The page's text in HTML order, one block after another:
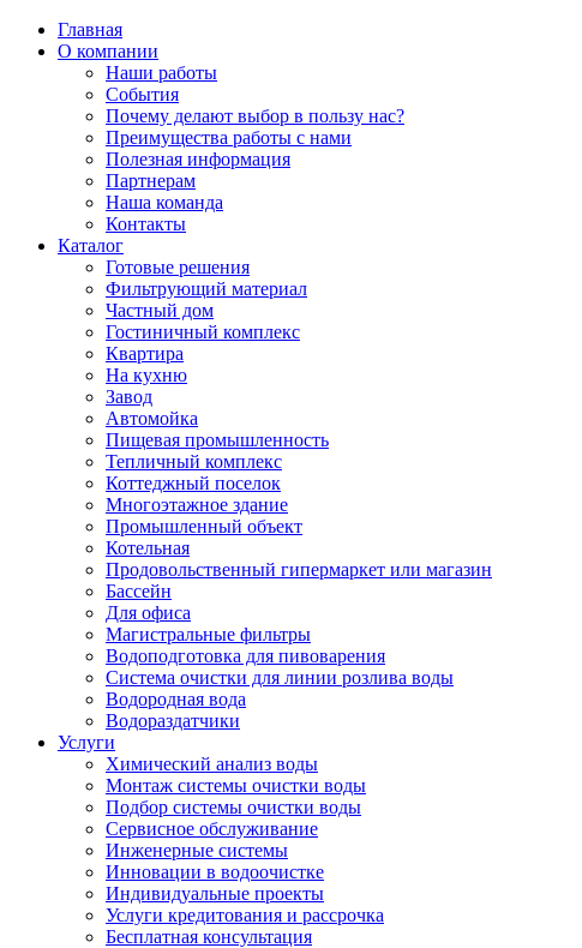
Главная
О компании
Наши работы
События
Почему делают выбор в пользу нас?
Преимущества работы с нами
Полезная информация
Партнерам
Наша команда
Контакты
Каталог
Готовые решения
Фильтрующий материал
Частный дом
Гостиничный комплекс
Квартира
На кухню
Завод
Автомойка
Пищевая промышленность
Тепличный комплекс
Коттеджный поселок
Многоэтажное здание
Промышленный объект
Котельная
Продовольственный гипермаркет или магазин
Бассейн
Для офиса
Магистральные фильтры
Водоподготовка для пивоварения
Система очистки для линии розлива воды
Водородная вода
Водораздатчики
Услуги
Химический анализ воды
Монтаж системы очистки воды
Подбор системы очистки воды
Сервисное обслуживание
Инженерные системы
Инновации в водоочистке
Индивидуальные проекты
Услуги кредитования и рассрочка
Бесплатная консультация